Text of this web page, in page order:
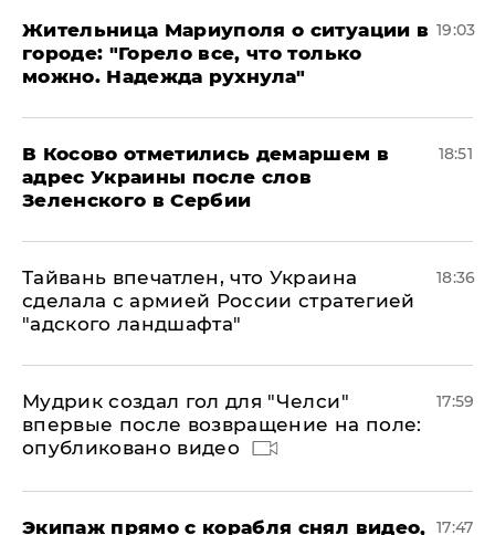
Жительница Мариуполя о ситуации в
городе: "Горело все, что только
можно. Надежда рухнула"
19:03
В Косово отметились демаршем в
адрес Украины после слов
Зеленского в Сербии
18:51
Тайвань впечатлен, что Украина
сделала с армией России стратегией
"адского ландшафта"
18:36
Мудрик создал гол для "Челси"
впервые после возвращение на поле:
опубликовано видео
17:59
Экипаж прямо с корабля снял видео, 17:47